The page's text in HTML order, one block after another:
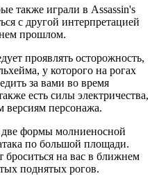
также играли в Assassin's
с другой интерпретацией
прошлом.
проявлять осторожность,
у которого на рогах
за вами во время
есть силы электричества,
версиям персонажа.
формы молниеносной
по большой площади.
на вас в ближнем
поднятых рогов.